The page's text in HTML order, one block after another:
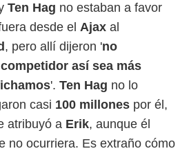
Ten Hag no estaban a favor
desde el Ajax al
, pero allí dijeron 'no
así sea más
'. Ten Hag no lo
casi 100 millones por él,
atribuyó a Erik, aunque él
no ocurriera. Es extraño cómo